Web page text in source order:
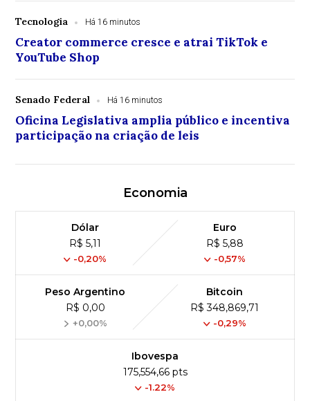
Tecnologia Há 16 minutos
Creator commerce cresce e atrai TikTok e
YouTube Shop
Senado Federal Há 16 minutos
Oficina Legislativa amplia público e incentiva
participação na criação de leis
Economia
Dólar
R$ 5,11
-0,20%
Euro
R$ 5,88
-0,57%
Peso Argentino
R$ 0,00
+0,00%
Bitcoin
R$ 348,869,71
-0,29%
Ibovespa
175,554,66 pts
-1.22%